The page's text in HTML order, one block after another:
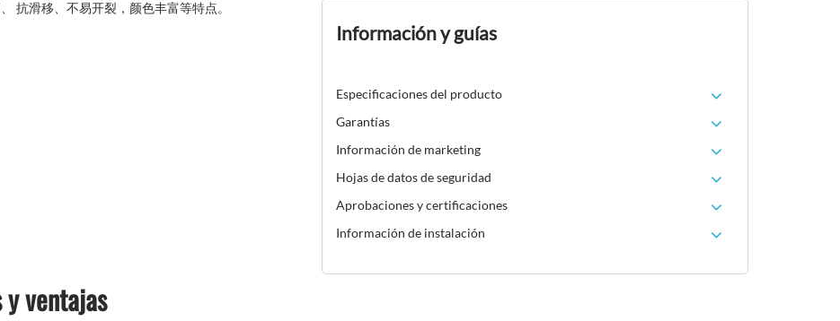
抗滑移、不易开裂，颜色丰富等特点。
Información y guías
Especificaciones del producto
Garantías
Información de marketing
Hojas de datos de seguridad
Aprobaciones y certificaciones
Información de instalación
ventajas